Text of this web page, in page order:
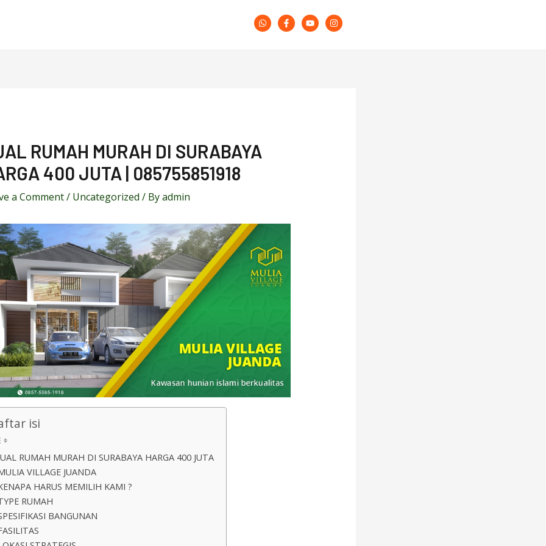
RUMAH MURAH DI SURABAYA
400 JUTA | 085755851918
a Comment/ Uncategorized / Byadmin
isi
RUMAH MURAH DI SURABAYA HARGA 400 JUTA
VILLAGE JUANDA
HARUS MEMILIH KAMI ?
RUMAH
BANGUNAN